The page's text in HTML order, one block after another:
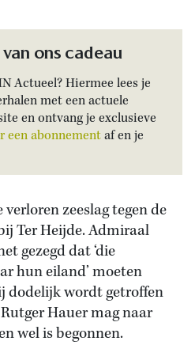
ons cadeau
Actueel? Hiermee lees je
met een actuele
en ontvang je exclusieve
een abonnementaf en je
zeeslag tegen de
Ter Heijde. Admiraal
gezegd dat ‘die
hun eiland’ moeten
dodelijk wordt getroffen
Hauer mag naar
wel is begonnen.